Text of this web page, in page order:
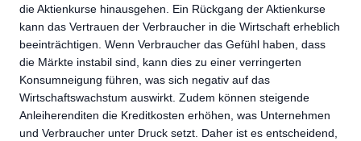
die Aktienkurse hinausgehen. Ein Rückgang der Aktienkurse
kann das Vertrauen der Verbraucher in die Wirtschaft erheblich
beeinträchtigen. Wenn Verbraucher das Gefühl haben, dass
die Märkte instabil sind, kann dies zu einer verringerten
Konsumneigung führen, was sich negativ auf das
Wirtschaftswachstum auswirkt. Zudem können steigende
Anleiherenditen die Kreditkosten erhöhen, was Unternehmen
und Verbraucher unter Druck setzt. Daher ist es entscheidend,